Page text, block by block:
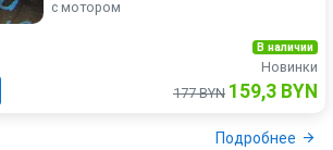
с мотором
В наличии
Новинки
177 BYN 159,3 BYN
Подробнее